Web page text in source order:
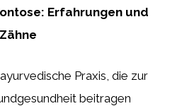
Erfahrungen und
Praxis, die zur
beitragen